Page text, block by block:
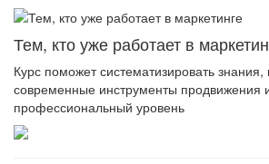
Тем, кто уже работает в
Курс поможет систематизировать знания,
современные инструменты продвижения
профессиональный уровень